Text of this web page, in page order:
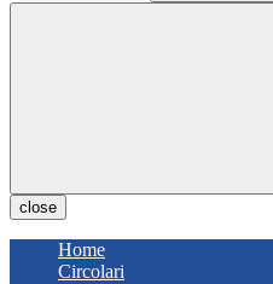
close
Home
Circolari